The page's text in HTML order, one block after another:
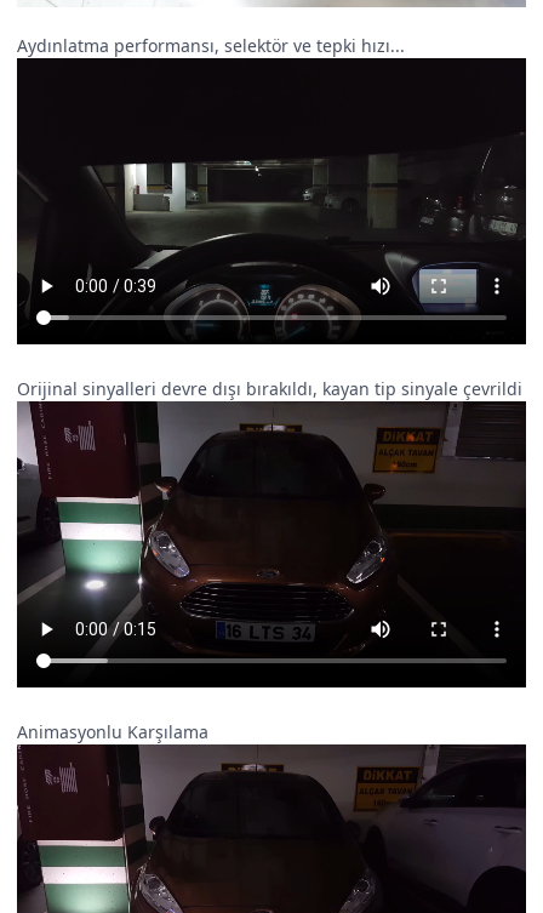
Aydınlatma performansı, selektör ve tepki hızı...
Orijinal sinyalleri devre dışı bırakıldı, kayan tip sinyale çevrildi
Animasyonlu Karşılama